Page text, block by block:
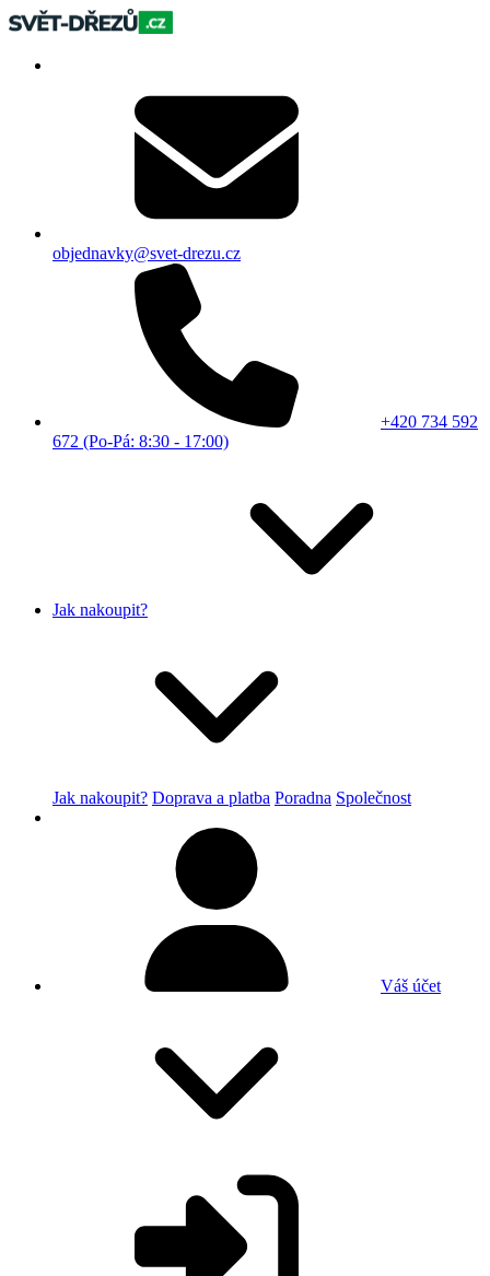
objednavky@svet-drezu.cz
+420 734 592
672 (Po-Pá: 8:30 - 17:00)
Jak nakoupit?
Jak nakoupit? Doprava a platba Poradna Společnost
Váš účet